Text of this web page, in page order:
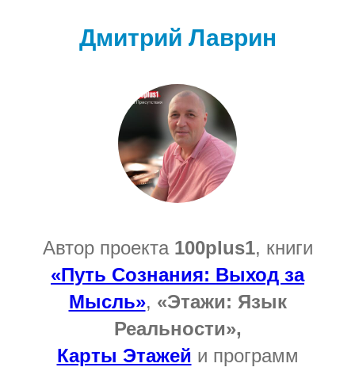
Дмитрий Лаврин
Автор проекта 100plus1, книги
«Путь Сознания: Выход за
Мысль», «Этажи: Язык
Реальности»,
Карты Этажей и программ